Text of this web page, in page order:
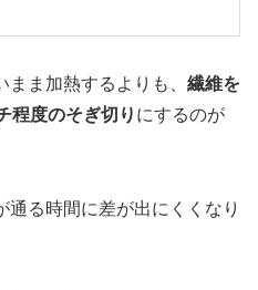
ま加熱するよりも、 繊維を
程度のそぎ切り にするのが
通る時間に差が出にくくなり